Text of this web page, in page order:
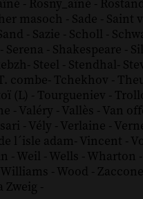
- Rosny_aîné -
masoch - Sade - Saint
- Sazie - Scholl -
- Serena - Shakespeare -
- Steel - Stendhal-
combe- Tchekhov -
(L) - Tourgueniev -
- Valéry - Vallès - Van
- Vély - Verlaine -
l´isle adam- Vincent -
- Weil - Wells - Wharton -
Williams - Wood - Zaccone
Zweig -